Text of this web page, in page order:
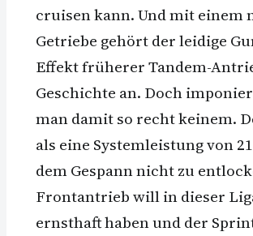
cruisen kann. Und mit einem
Getriebe gehört der leidige
Effekt früherer Tandem-
Geschichte an. Doch
man damit so recht keinem.
als eine Systemleistung von
dem Gespann nicht zu
Frontantrieb will in dieser
ernsthaft haben und der